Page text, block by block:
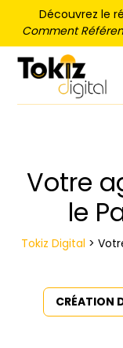
Découvrez le
Comment
Votre
le
Tokiz Digital >
CRÉATION
Panneau de